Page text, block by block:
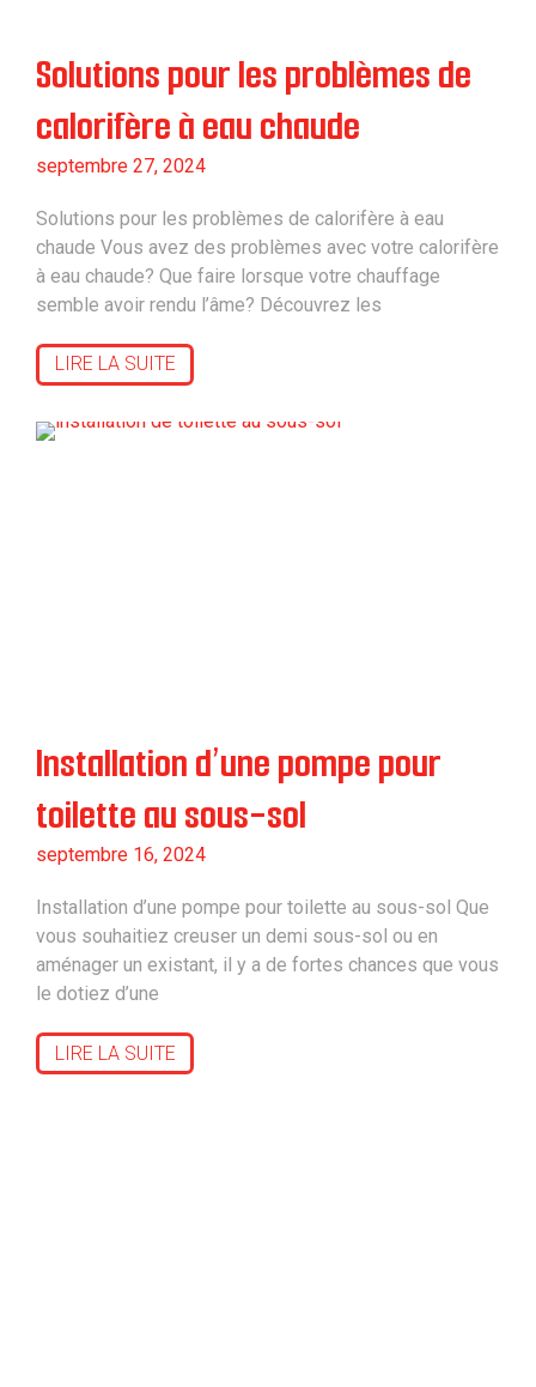
Solutions pour les problèmes de
calorifère à eau chaude
septembre 27, 2024
Solutions pour les problèmes de calorifère à eau
chaude Vous avez des problèmes avec votre calorifère
à eau chaude? Que faire lorsque votre chauffage
semble avoir rendu l’âme? Découvrez les
LIRE LA SUITE
Installation d’une pompe pour
toilette au sous-sol
septembre 16, 2024
Installation d’une pompe pour toilette au sous-sol Que
vous souhaitiez creuser un demi sous-sol ou en
aménager un existant, il y a de fortes chances que vous
le dotiez d’une
LIRE LA SUITE